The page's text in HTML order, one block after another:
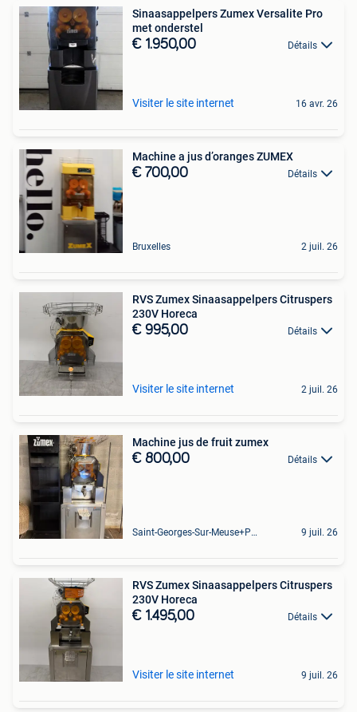
Sinaasappelpers Zumex Versalite Pro
met onderstel
€ 1.950,00 Détails
Visiter le site internet 16 avr. 26
Machine a jus d’oranges ZUMEX
€ 700,00 Détails
Bruxelles 2 juil. 26
RVS Zumex Sinaasappelpers Citruspers
230V Horeca
€ 995,00 Détails
Visiter le site internet 2 juil. 26
Machine jus de fruit zumex
€ 800,00 Détails
Saint-Georges-Sur-Meuse+Partie De Hermalle-Sous-Huy 9 juil. 26
RVS Zumex Sinaasappelpers Citruspers
230V Horeca
€ 1.495,00 Détails
Visiter le site internet 9 juil. 26